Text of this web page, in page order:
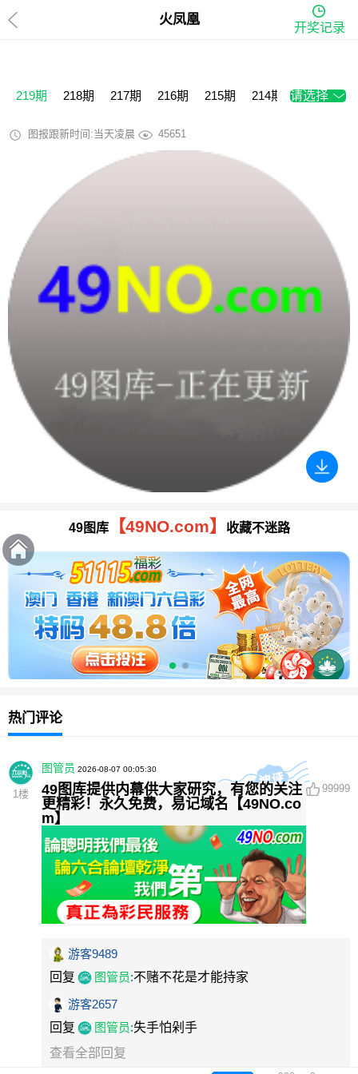
火凤凰
开奖记录
219期 218期 217期 216期 215期 214期 213期
请选择
图报跟新时间:当天凌晨 45651
49图库【49NO.com】 收藏不迷路
热门评论
1 楼
图管员 2026-08-07 00:05:30
49图库提供内幕供大家研究，有您的关注
更精彩！永久免费，易记域名【49NO.co
m】
99999
游客9489
回复
图管员:不赌不花是才能持家
游客2657
回复
图管员:失手怕剁手
查看全部回复